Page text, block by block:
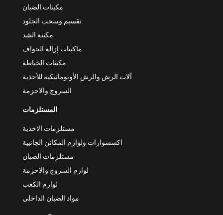
مكينات الضبان
تقسيم وسحب الجلود
مكينة الشد
ماكينات إزالة الحواف
مكينات الخياطة
آلات الرش والرش الأوتوماتيكية للأحذية
السروج والاحزمة
المستلزمات
مستلزمات الاخذية
اكسسوارات ولوازم المكائن الجانبية
مستلزمات الضبان
لوازم السروج والاحزمة
لوازم الكعب
مواد الضبان الداخلي